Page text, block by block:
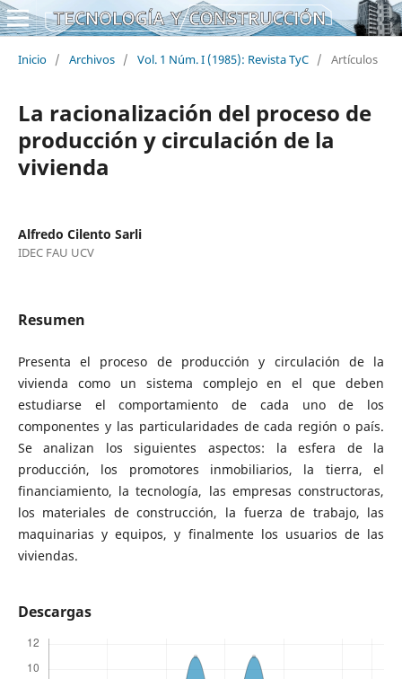
Inicio / Archivos / Vol. 1 Núm. I (1985): Revista TyC / Artículos
La racionalización del proceso de
producción y circulación de la
vivienda
Alfredo Cilento Sarli
IDEC FAU UCV
Resumen
Presenta el proceso de producción y circulación de la
vivienda como un sistema complejo en el que deben
estudiarse el comportamiento de cada uno de los
componentes y las particularidades de cada región o país.
Se analizan los siguientes aspectos: la esfera de la
producción, los promotores inmobiliarios, la tierra, el
financiamiento, la tecnología, las empresas constructoras,
los materiales de construcción, la fuerza de trabajo, las
maquinarias y equipos, y finalmente los usuarios de las
viviendas.
Descargas